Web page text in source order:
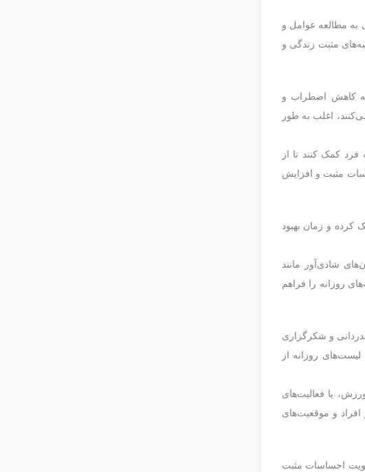
به مطالعه عوامل و
مثبت زندگی و
به کاهش اضطراب و
اغلب به طور
کمک کنند تا از
مثبت و افزایش
کرده و زمان بهبود
شادی‌آور مانند
روزانه را فراهم
و شکرگزاری
روزانه از
یا فعالیت‌های
افراد و موقعیت‌های
احساسات مثبت